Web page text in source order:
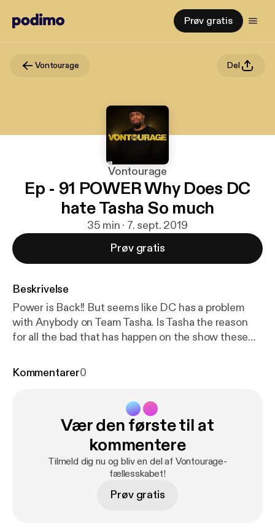
Prøv gratis
Vontourage Del
Vontourage
Ep - 91 POWER Why Does DC
hate Tasha So much
35 min · 7. sept. 2019
Prøv gratis
Beskrivelse
Power is Back!! But seems like DC has a problem
with Anybody on Team Tasha. Is Tasha the reason
for all the bad that has happen on the show these
Kommentarer0
Vær den første til at
kommentere
Tilmeld dig nu og bliv en del af Vontourage-
fællesskabet!
Prøv gratis